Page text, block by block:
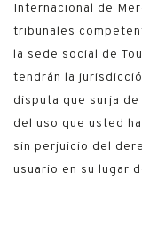
Internacional de
tribunales
la sede social de
tendrán la
disputa que surja
del uso que usted
sin perjuicio del
usuario en su lugar